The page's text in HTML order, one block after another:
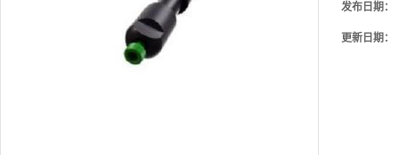
发布日期：
更新日期：